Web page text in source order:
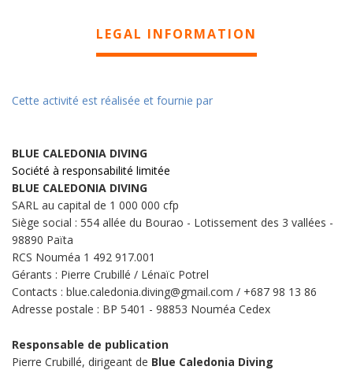
LEGAL INFORMATION
Cette activité est réalisée et fournie par
BLUE CALEDONIA DIVING
Société à responsabilité limitée
BLUE CALEDONIA DIVING
SARL au capital de 1 000 000 cfp
Siège social : 554 allée du Bourao - Lotissement des 3 vallées -
98890 Païta
RCS Nouméa 1 492 917.001
Gérants : Pierre Crubillé / Lénaïc Potrel
Contacts : blue.caledonia.diving@gmail.com / +687 98 13 86
Adresse postale : BP 5401 - 98853 Nouméa Cedex
Responsable de publication
Pierre Crubillé, dirigeant de Blue Caledonia Diving